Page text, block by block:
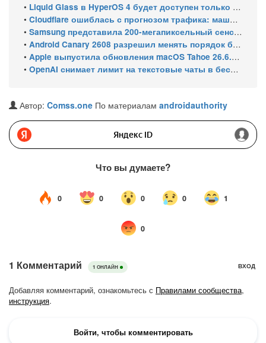
• Liquid Glass в HyperOS 4 будет доступен только на флагманских чипсетах
• Cloudflare ошиблась с прогнозом трафика: машины обошли людей в мае 2026
• Samsung представила 200-мегапиксельный сенсор ISOCELL HPC с DeepPix
• Android Canary 2608 разрешил менять порядок блоков шторки
• Apple выпустила обновления macOS Tahoe 26.6.1, Sequoia 15.7.9 и Sonoma 14.8.9 для устранения уязвимости общего доступа к экрану
• OpenAI снимает лимит на текстовые чаты в бесплатном ChatGPT
Автор: Comss.one По материалам androidauthority